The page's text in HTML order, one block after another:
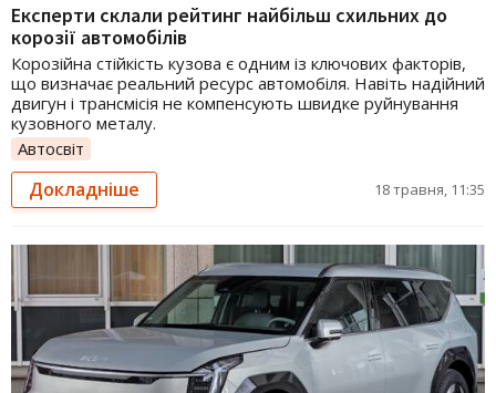
Експерти склали рейтинг найбільш схильних до
корозії автомобілів
Корозійна стійкість кузова є одним із ключових факторів,
що визначає реальний ресурс автомобіля. Навіть надійний
двигун і трансмісія не компенсують швидке руйнування
кузовного металу.
Автосвіт
Докладніше 18 травня, 11:35